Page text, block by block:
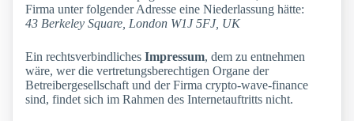
Firma unter folgender Adresse eine Niederlassung hätte:
43 Berkeley Square, London W1J 5FJ, UK
Ein rechtsverbindliches Impressum, dem zu entnehmen
wäre, wer die vertretungsberechtigen Organe der
Betreibergesellschaft und der Firma crypto-wave-finance
sind, findet sich im Rahmen des Internetauftritts nicht.